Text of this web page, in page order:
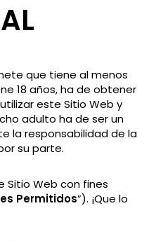
que tiene al menos
18 años, ha de obtener
este Sitio Web y
adulto ha de ser un
la responsabilidad de la
su parte.
Sitio Web con fines
Permitidos”). ¡Que lo